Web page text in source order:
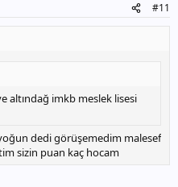
#11
altındağ imkb meslek lisesi
dedi görüşemedim malesef
sizin puan kaç hocam